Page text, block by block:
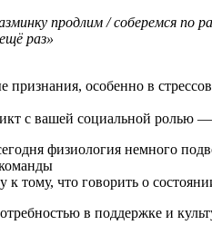
продлим / соберемся по
раз»
особенно в
с вашей социальной ролью
физиология немного
к тому, что говорить о
в поддержке и